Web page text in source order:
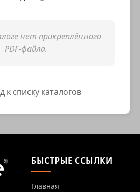
нет прикреплённого
PDF-файла.
к списку каталогов
БЫСТРЫЕ ССЫЛКИ
Главная